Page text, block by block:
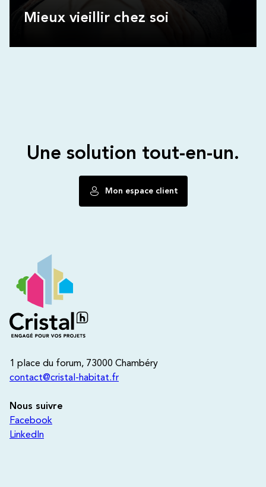
Mieux vieillir chez soi
Une solution tout-en-un.
Mon espace client
1 place du forum, 73000 Chambéry
contact@cristal-habitat.fr
Nous suivre
Facebook
LinkedIn